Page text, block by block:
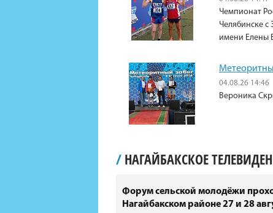
Чемпионат
Челябинске с
имени Елены
04.08.26 14:46
Вероника
/ НАГАЙБАКСКОЕ
Форум сельской молодёжи
Нагайбакском районе 27 и 28